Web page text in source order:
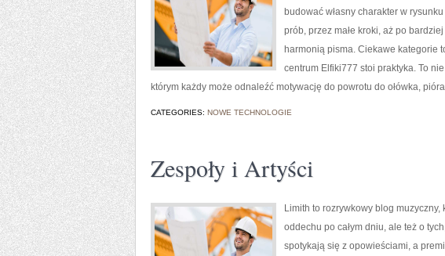
budować własny charakter w
prób, przez małe kroki, aż po
harmonią pisma. Ciekawe kategorie
centrum Elfiki777 stoi praktyka. To
którym każdy może odnaleźć motywację do powrotu do ołówka,
CATEGORIES: NOWE TECHNOLOGIE
Zespoły i Artyści
Limith to rozrywkowy blog
oddechu po całym dniu, ale też o
spotykają się z opowieściami, a